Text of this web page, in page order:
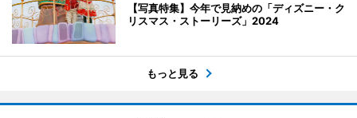
【写真特集】今年で見納めの「ディズニー・ク
リスマス・ストーリーズ」2024
もっと見る